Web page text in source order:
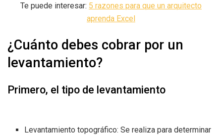
Te puede interesar: 5 razones para que un arquitecto
aprenda Excel
¿Cuánto debes cobrar por un
levantamiento?
Primero, el tipo de levantamiento
Levantamiento topográfico: Se realiza para determinar